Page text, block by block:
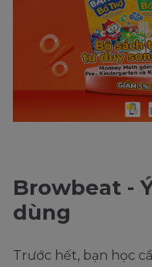
Browbeat -
dùng
Trước hết, bạn học